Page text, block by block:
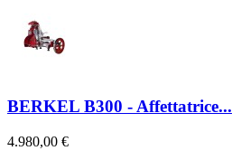
BERKEL B300 - Affettatrice...
4.980,00 €